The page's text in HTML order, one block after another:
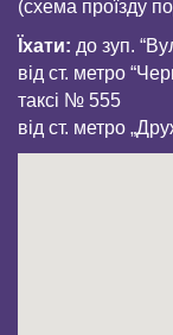
(схема проїзду
Їхати: до зуп.
від ст. метро
таксі № 555
від ст. метро